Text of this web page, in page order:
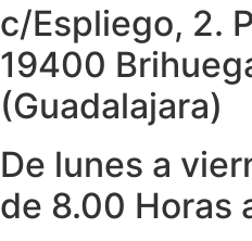
c/Espliego, 2.
19400
(Guadalajara)
De lunes a
de 8.00 Horas